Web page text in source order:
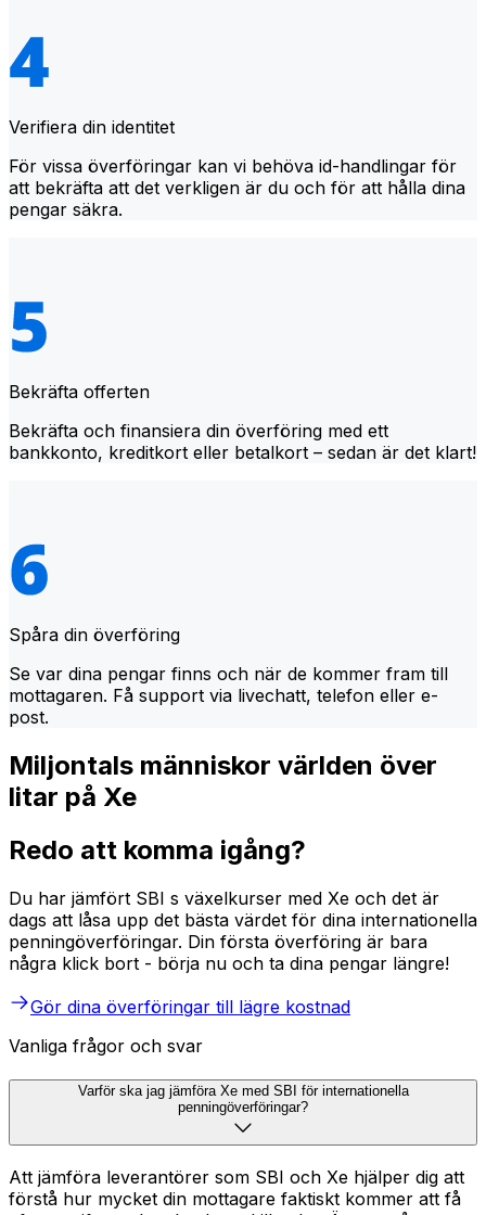
Verifiera din identitet
För vissa överföringar kan vi behöva id-handlingar för
att bekräfta att det verkligen är du och för att hålla dina
pengar säkra.
Bekräfta offerten
Bekräfta och finansiera din överföring med ett
bankkonto, kreditkort eller betalkort – sedan är det klart!
Spåra din överföring
Se var dina pengar finns och när de kommer fram till
mottagaren. Få support via livechatt, telefon eller e-
post.
Miljontals människor världen över
litar på Xe
Redo att komma igång?
Du har jämfört SBI s växelkurser med Xe och det är
dags att låsa upp det bästa värdet för dina internationella
penningöverföringar. Din första överföring är bara
några klick bort - börja nu och ta dina pengar längre!
Gör dina överföringar till lägre kostnad
Vanliga frågor och svar
Varför ska jag jämföra Xe med SBI för internationella
penningöverföringar?
Att jämföra leverantörer som SBI och Xe hjälper dig att
förstå hur mycket din mottagare faktiskt kommer att få